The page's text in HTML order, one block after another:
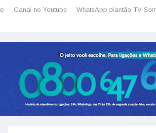
Canal no Youtube WhatsApp plantão TV